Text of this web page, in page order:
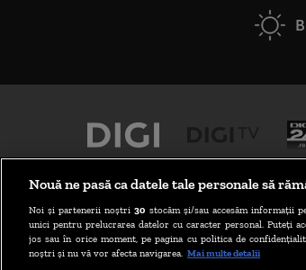
Nouă ne pasă ca datele tale personale să
Noi și partenerii noștri30 stocăm și/sau accesăm informații
unici pentru prelucrarea datelor cu caracter personal. Puteți
jos sau în orice moment, pe pagina cu politica de
noștri și nu vă vor afecta navigarea. Mai multe detalii